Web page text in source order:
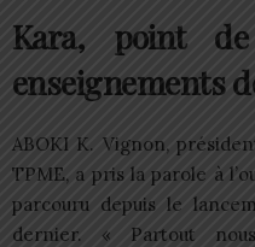
Kara, point de
enseignements
ABOKI K. Vignon,
TPME, a pris la parole à
parcouru depuis le
dernier. « Partout